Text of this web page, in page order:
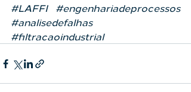
#LAFFI
#engenhariadeprocessos
#analisedefalhas
#filtracaoindustrial